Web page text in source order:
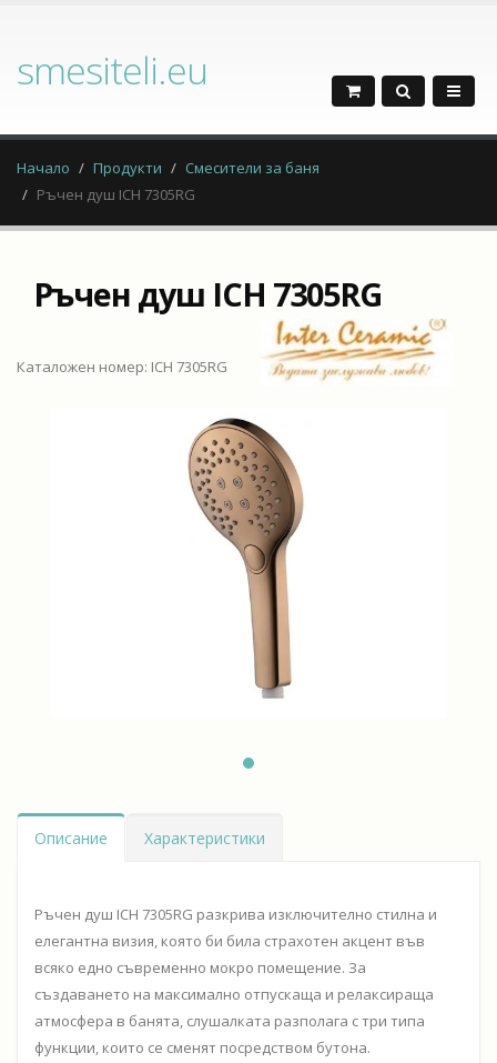
smesiteli.eu
Начало Продукти
Смесители за баня
Ръчен душ ICH 7305RG
Ръчен душ ICH 7305RG
Каталожен номер: ICH 7305RG
Описание Характеристики
Ръчен душ ICH 7305RG разкрива изключително стилна и
елегантна визия, която би била страхотен акцент във
всяко едно съвременно мокро помещение. За
създаването на максимално отпускаща и релаксираща
атмосфера в банята, слушалката разполага с три типа
функции, които се сменят посредством бутона.